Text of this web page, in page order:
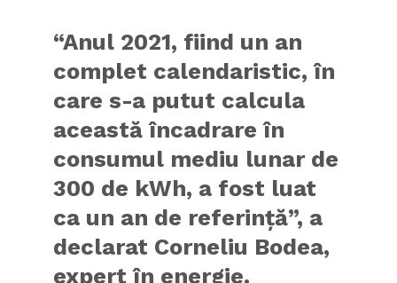
“Anul 2021, fiind un an
complet calendaristic, în
care s-a putut calcula
această încadrare în
consumul mediu lunar de
300 de kWh, a fost luat
ca un an de referinţă”, a
declarat Corneliu Bodea,
expert în energie.